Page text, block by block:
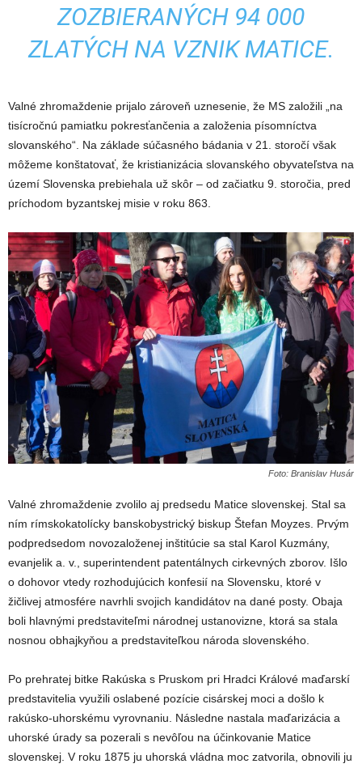
ZOZBIERANÝCH 94 000
ZLATÝCH NA VZNIK MATICE.
Valné zhromaždenie prijalo zároveň uznesenie, že MS založili „na
tisícročnú pamiatku pokresťančenia a založenia písomníctva
slovanského“. Na základe súčasného bádania v 21. storočí však
môžeme konštatovať, že kristianizácia slovanského obyvateľstva na
území Slovenska prebiehala už skôr – od začiatku 9. storočia, pred
príchodom byzantskej misie v roku 863.
Foto: Branislav Husár
Valné zhromaždenie zvolilo aj predsedu Matice slovenskej. Stal sa
ním rímskokatolícky banskobystrický biskup Štefan Moyzes. Prvým
podpredsedom novozaloženej inštitúcie sa stal Karol Kuzmány,
evanjelik a. v., superintendent patentálnych cirkevných zborov. Išlo
o dohovor vtedy rozhodujúcich konfesií na Slovensku, ktoré v
žičlivej atmosfére navrhli svojich kandidátov na dané posty. Obaja
boli hlavnými predstaviteľmi národnej ustanovizne, ktorá sa stala
nosnou obhajkyňou a predstaviteľkou národa slovenského.
Po prehratej bitke Rakúska s Pruskom pri Hradci Králové maďarskí
predstavitelia využili oslabené pozície cisárskej moci a došlo k
rakúsko-uhorskému vyrovnaniu. Následne nastala maďarizácia a
uhorské úrady sa pozerali s nevôľou na účinkovanie Matice
slovenskej. V roku 1875 ju uhorská vládna moc zatvorila, obnovili ju